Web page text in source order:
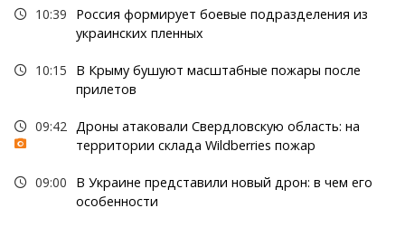
10:39
Россия формирует боевые подразделения из
украинских пленных
10:15
В Крыму бушуют масштабные пожары после
прилетов
09:42
Дроны атаковали Свердловскую область: на
территории склада Wildberries пожар
09:00
В Украине представили новый дрон: в чем его
особенности